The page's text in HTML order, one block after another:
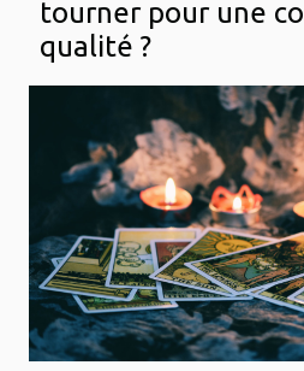
tourner pour une
qualité ?